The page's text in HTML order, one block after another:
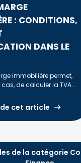
: CONDITIONS,
DANS LE
immobilière permet,
de calculer la TVA
bien. Découvrez les
la méthode
règles fiscales
cet article
de la catégorie